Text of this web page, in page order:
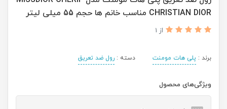
CHRISTIAN DIOR مناسب خانم ها حجم 55 میلی لیتر
از 1
برند : پلی هات مومنت دسته : رول ضد تعریق
ویژگی‌های محصول